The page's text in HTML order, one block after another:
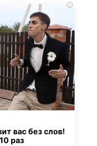
i
вас без слов!
раз